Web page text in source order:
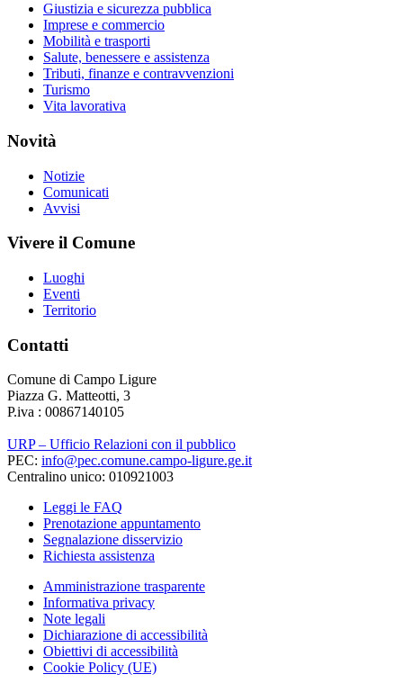
Giustizia e sicurezza pubblica
Imprese e commercio
Mobilità e trasporti
Salute, benessere e assistenza
Tributi, finanze e contravvenzioni
Turismo
Vita lavorativa
Novità
Notizie
Comunicati
Avvisi
Vivere il Comune
Luoghi
Eventi
Territorio
Contatti
Comune di Campo Ligure
Piazza G. Matteotti, 3
P.iva : 00867140105
URP – Ufficio Relazioni con il pubblico
PEC: info@pec.comune.campo-ligure.ge.it
Centralino unico: 010921003
Leggi le FAQ
Prenotazione appuntamento
Segnalazione disservizio
Richiesta assistenza
Amministrazione trasparente
Informativa privacy
Note legali
Dichiarazione di accessibilità
Obiettivi di accessibilità
Cookie Policy (UE)